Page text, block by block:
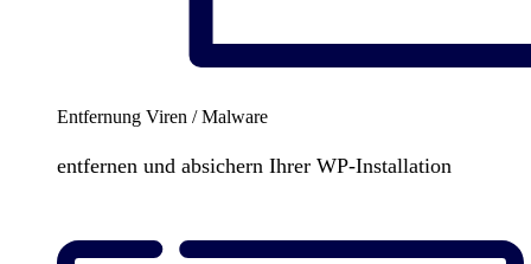
Entfernung Viren / Malware
entfernen und absichern Ihrer WP-Installation